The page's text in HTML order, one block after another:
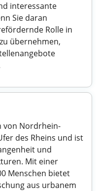
interessante
Sie daran
Rolle in
übernehmen,
von Nordrhein-
des Rheins und ist
und
Mit einer
Menschen bietet
aus urbanem